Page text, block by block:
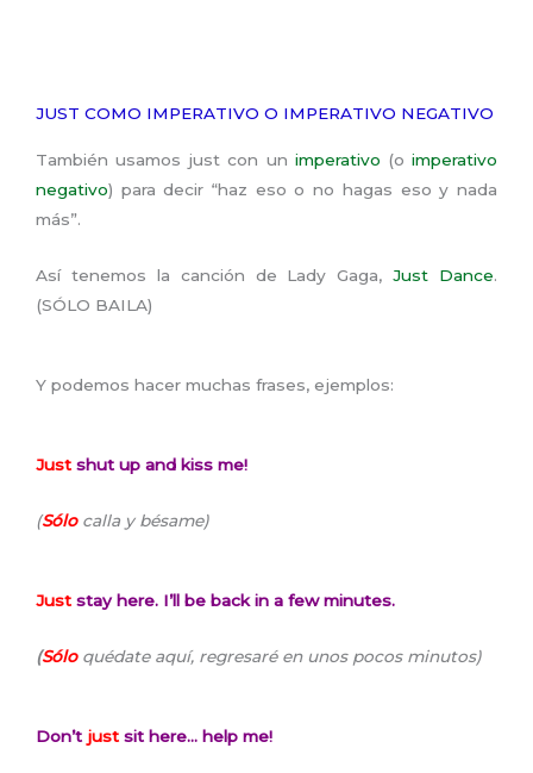
JUST COMO IMPERATIVO O IMPERATIVO NEGATIVO
También usamos just con un imperativo (oimperativo
negativo) para decir “haz eso o no hagas eso y nada
más”.
Así tenemos la canción de Lady Gaga,Just Dance.
(SÓLO BAILA)
Y podemos hacer muchas frases, ejemplos:
Just shut up and kiss me!
(Sólo calla y bésame)
Just stay here. I’ll be back in a few minutes.
(Sóloquédate aquí, regresaré en unos pocos minutos)
Don’t just sit here… help me!